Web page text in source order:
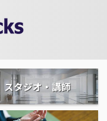
スタジオ・講師